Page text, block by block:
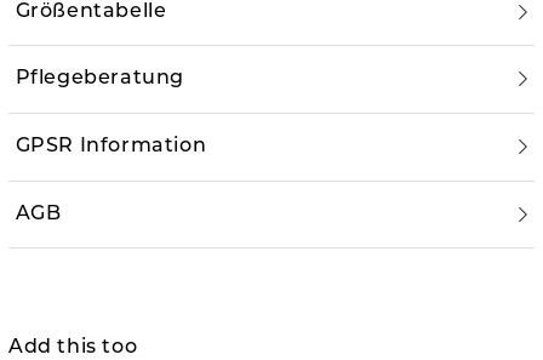
Add this too
Größentabelle
Pflegeberatung
GPSR Information
AGB